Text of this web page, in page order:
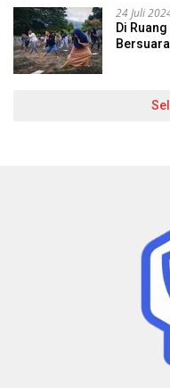
24 Juli
Di
Bersuara